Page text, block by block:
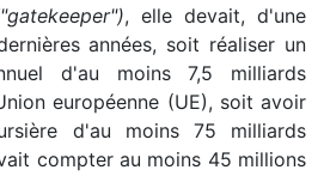
, elle devait, d'une
années, soit réaliser un
d'au moins 7,5 milliards
européenne (UE), soit avoir
d'au moins 75 milliards
compter au moins 45 millions